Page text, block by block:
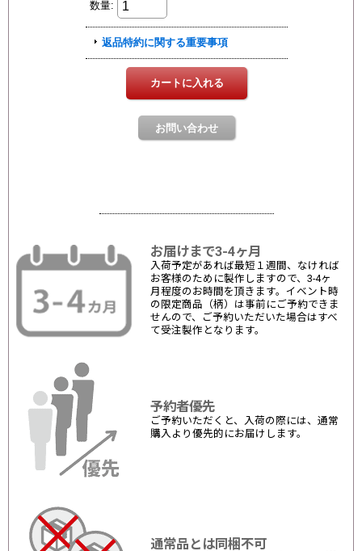
お届けまで3-4ヶ月
入荷予定があれば最短１週間、なければ
お客様のために製作しますので、3-4ヶ
月程度のお時間を頂きます。イベント時
の限定商品（柄）は事前にご予約できま
せんので、ご予約いただいた場合はすべ
て受注製作となります。
予約者優先
ご予約いただくと、入荷の際には、通常
購入より優先的にお届けします。
通常品とは同梱不可